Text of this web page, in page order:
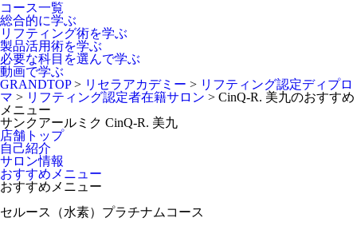
コース一覧
総合的に学ぶ
リフティング術を学ぶ
製品活用術を学ぶ
必要な科目を選んで学ぶ
動画で学ぶ
GRANDTOP> リセラアカデミー > リフティング認定ディプロ
マ > リフティング認定者在籍サロン > CinQ-R. 美九のおすすめ
メニュー
サンクアールミク CinQ-R. 美九
店舗トップ
自己紹介
サロン情報
おすすめメニュー
おすすめメニュー
セルース（水素）プラチナムコース